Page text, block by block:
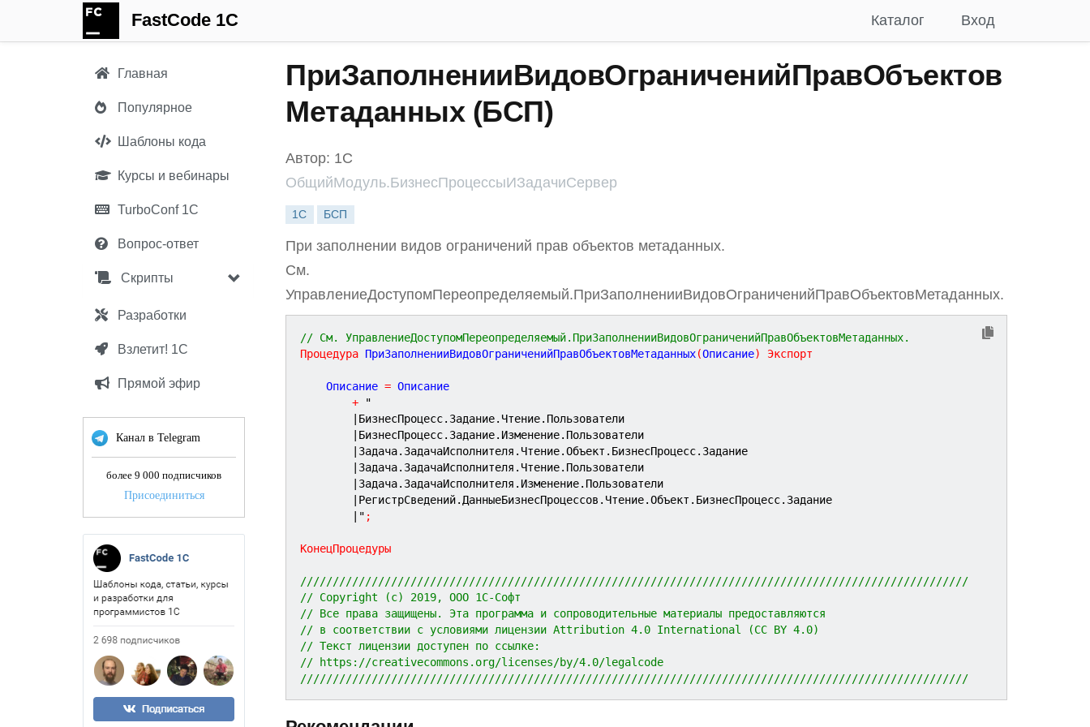
FastCode 1C Вход
Каталог
Главная
Популярное
Шаблоны кода
Курсы и вебинары
TurboConf 1С
Вопрос-ответ
Скрипты
Разработки
Взлетит! 1С
Прямой эфир
Канал в Telegram
более 9 000 подписчиков
Присоединиться
ПриЗаполненииВидовОграниченийПравОбъектов
Метаданных (БСП)
Автор: 1С
ОбщийМодуль.БизнесПроцессыИЗадачиСервер
1С БСП
При заполнении видов ограничений прав объектов метаданных.
См.
УправлениеДоступомПереопределяемый.ПриЗаполненииВидовОграниченийПравОбъектовМетаданных.
// См. УправлениеДоступомПереопределяемый.ПриЗаполненииВидовОграниченийПравОбъектовМетаданных.
Процедура ПриЗаполненииВидовОграниченийПравОбъектовМетаданных(Описание) Экспорт
	Описание
= Описание
+
"
|БизнесПроцесс.Задание.Чтение.Пользователи
|БизнесПроцесс.Задание.Изменение.Пользователи
|Задача.ЗадачаИсполнителя.Чтение.Объект.БизнесПроцесс.Задание
|Задача.ЗадачаИсполнителя.Чтение.Пользователи
|Задача.ЗадачаИсполнителя.Изменение.Пользователи
|РегистрСведений.ДанныеБизнесПроцессов.Чтение.Объект.БизнесПроцесс.Задание
|" ;
КонецПроцедуры
///////////////////////////////////////////////////////////////////////////////////////////////////////
// Copyright (c) 2019, ООО 1С-Софт
// Все права защищены. Эта программа и сопроводительные материалы предоставляются
// в соответствии с условиями лицензии Attribution 4.0 International (CC BY 4.0)
// Текст лицензии доступен по ссылке:
// https://creativecommons.org/licenses/by/4.0/legalcode
///////////////////////////////////////////////////////////////////////////////////////////////////////